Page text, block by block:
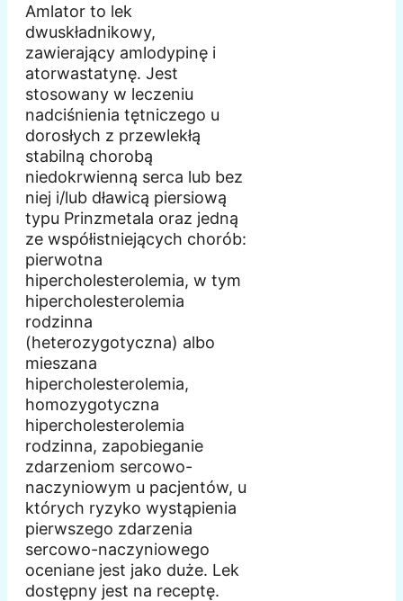
Amlator to lek
dwuskładnikowy,
zawierający amlodypinę i
atorwastatynę. Jest
stosowany w leczeniu
nadciśnienia tętniczego u
dorosłych z przewlekłą
stabilną chorobą
niedokrwienną serca lub bez
niej i/lub dławicą piersiową
typu Prinzmetala oraz jedną
ze współistniejących chorób:
pierwotna
hipercholesterolemia, w tym
hipercholesterolemia
rodzinna
(heterozygotyczna) albo
mieszana
hipercholesterolemia,
homozygotyczna
hipercholesterolemia
rodzinna, zapobieganie
zdarzeniom sercowo-
naczyniowym u pacjentów, u
których ryzyko wystąpienia
pierwszego zdarzenia
sercowo-naczyniowego
oceniane jest jako duże. Lek
dostępny jest na receptę.